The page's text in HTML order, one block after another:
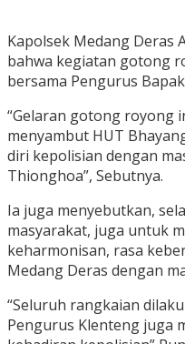
Kapolsek Medang Deras
bahwa kegiatan gotong
bersama Pengurus
“Gelaran gotong royong
menyambut HUT
diri kepolisian dengan
Thionghoa”, Sebutnya.
Ia juga menyebutkan,
masyarakat, juga untuk
keharmonisan, rasa
Medang Deras dengan
“Seluruh rangkaian
Pengurus Klenteng juga